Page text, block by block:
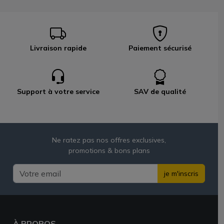
Livraison rapide Paiement sécurisé
Support à votre service SAV de qualité
Ne ratez pas nos offres exclusives,
promotions & bons plans
je m'inscris